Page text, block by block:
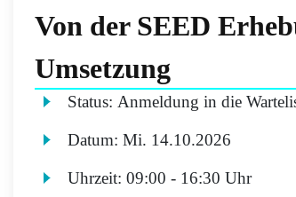
Von der SEED
Umsetzung
Status: Anmeldung in die
Datum:Mi. 14.10.2026
Uhrzeit:09:00 - 16:30 Uhr